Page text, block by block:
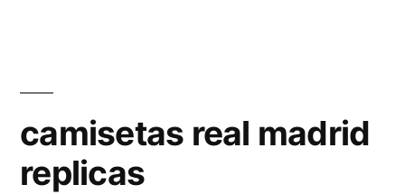
camisetas real madrid
replicas